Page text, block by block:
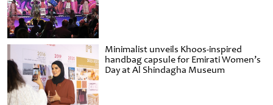
Minimalist unveils Khoos-inspired
handbag capsule for Emirati Women’s
Day at Al Shindagha Museum